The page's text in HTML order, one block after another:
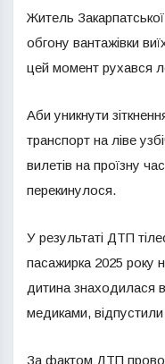
Житель
обгону вантажівки
цей момент рухався
Аби уникнути
транспорт на ліве
вилетів на проїзну
перекинулося.
У результаті ДТП
пасажирка 2025
дитина знаходилася в
медиками,
За фактом ДТП